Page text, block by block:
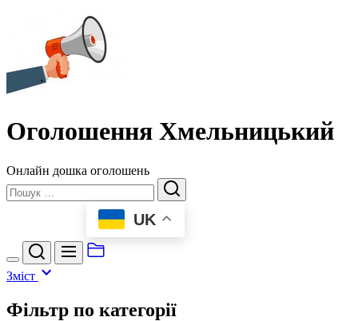
Оголошення Хмельницький
Онлайн дошка оголошень
Пошук
UK
Зміст
Фільтр по категорії